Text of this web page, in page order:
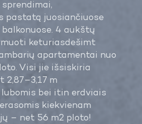
pastatą juosiančiuose
4 aukštų
keturiasdešimt
apartamentai nuo
Visi jie išsiskiria
2,87–3,17 m
bei itin erdviais
kiekvienam
– net 56 m2 ploto!